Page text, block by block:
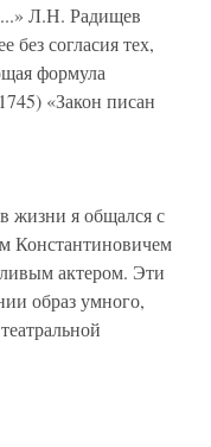
Л.Н. Радищев
без согласия тех,
формула
«Закон писан
жизни я общался с
Константиновичем
актером. Эти
образ умного,